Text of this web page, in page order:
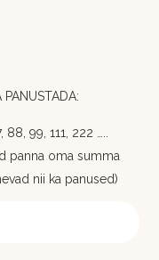
99, 111, 222 …..
panna oma summa
nii ka panused)